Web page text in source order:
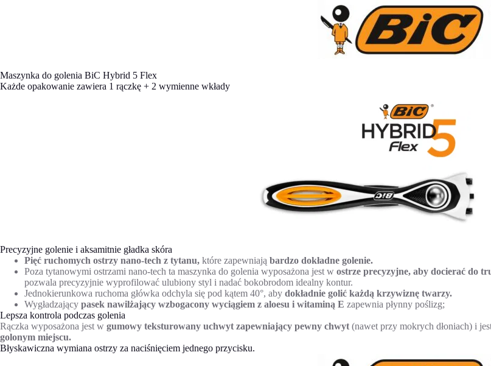
Maszynka do golenia BiC Hybrid 5 Flex
Każde opakowanie zawiera 1 rączkę + 2 wymienne wkłady
Precyzyjne golenie i aksamitnie gładka skóra
Pięć ruchomych ostrzy nano-tech z tytanu, które zapewniają bardzo dokładne golenie.
Poza tytanowymi ostrzami nano-tech ta maszynka do golenia wyposażona jest w ostrze precyzyjne, aby docierać do
pozwala precyzyjnie wyprofilować ulubiony styl i nadać bokobrodom idealny kontur.
Jednokierunkowa ruchoma główka odchyla się pod kątem 40°, aby dokładnie golić każdą krzywiznę twarzy.
Wygładzający pasek nawilżający wzbogacony wyciągiem z aloesu i witaminą E zapewnia płynny poślizg;
Lepsza kontrola podczas golenia
Rączka wyposażona jest w gumowy teksturowany uchwyt zapewniający pewny chwyt (nawet przy mokrych dłoniach) i
golonym miejscu.
Błyskawiczna wymiana ostrzy za naciśnięciem jednego przycisku.